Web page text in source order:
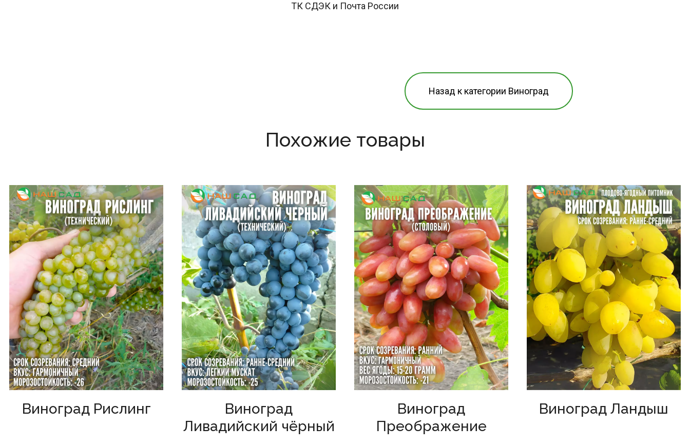
ТК СДЭК и Почта России
Назад к категории Виноград
Похожие товары
Виноград Рислинг
Виноград
Ливадийский чёрный
Виноград
Преображение
Виноград Ландыш